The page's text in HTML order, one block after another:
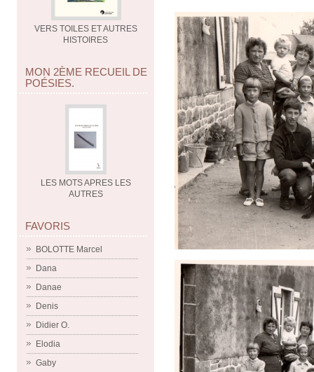
VERS TOILES ET AUTRES
HISTOIRES
MON 2ÈME RECUEIL DE
POÉSIES.
LES MOTS APRES LES
AUTRES
FAVORIS
BOLOTTE Marcel
Dana
Danae
Denis
Didier O.
Elodia
Gaby